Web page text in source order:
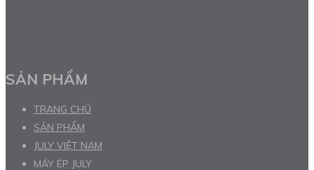
SẢN PHẨM
TRANG CHỦ
SẢN PHẨM
JULY VIỆT NAM
MÁY ÉP JULY